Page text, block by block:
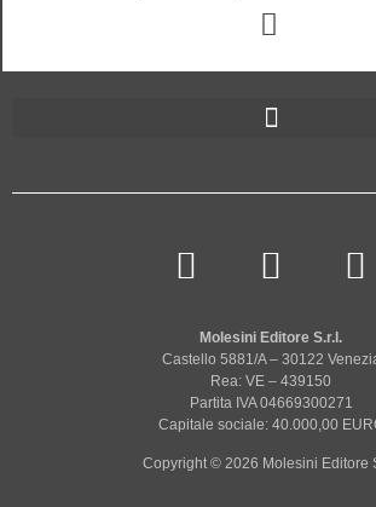
Molesini Editore S.r.l.
Castello 5881/A – 30122
Rea: VE – 439150
Partita IVA 04669300271
Capitale sociale: 40.000,00
Copyright © 2026 Molesini Editore